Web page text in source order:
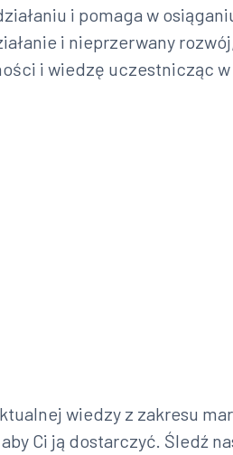
i pomaga w
i nieprzerwany
i wiedzę uczestnicząc
wiedzy z zakresu
Ci ją dostarczyć. Śledź